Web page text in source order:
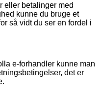
eller betalinger med
kunne du bruge et
så vidt du ser en fordel i
e-forhandler kunne man
det er